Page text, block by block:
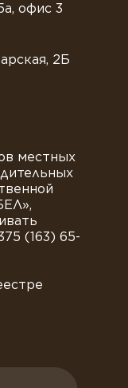
офис 3
2Б
местных
(163) 65-